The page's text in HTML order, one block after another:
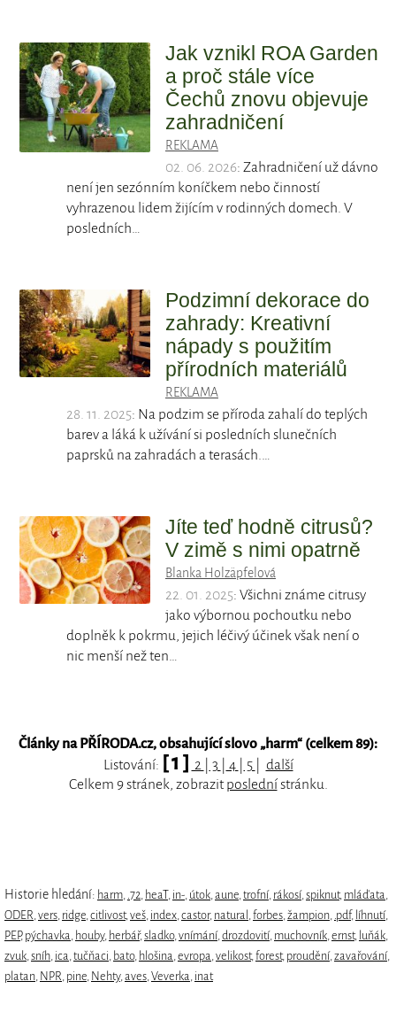
Jak vznikl ROA Garden
a proč stále více
Čechů znovu objevuje
zahradničení
REKLAMA
02. 06. 2026: Zahradničení už dávno
není jen sezónním koníčkem nebo činností
vyhrazenou lidem žijícím v rodinných domech. V
posledních…
Podzimní dekorace do
zahrady: Kreativní
nápady s použitím
přírodních materiálů
REKLAMA
28. 11. 2025: Na podzim se příroda zahalí do teplých
barev a láká k užívání si posledních slunečních
paprsků na zahradách a terasách.…
Jíte teď hodně citrusů?
V zimě s nimi opatrně
Blanka Holzäpfelová
22. 01. 2025: Všichni známe citrusy
jako výbornou pochoutku nebo
doplněk k pokrmu, jejich léčivý účinek však není o
nic menší než ten…
Články na PŘÍRODA.cz, obsahující slovo „harm“ (celkem 89):
Listování: [ 1 ] 2 3 4 5
další
Celkem 9 stránek, zobrazitposlednístránku.
Historie hledání: harm, .72, heaT, in-, útok,aune,trofní, rákosí,spiknut, mláďata,
ODER,vers, ridge,citlivost,veš, index,castor, natural ,forbes,žampion, .pdf, líhnutí,
PEP, pýchavka, houby, herbář,sladko,vnímání,drozdovití, muchovník,ernst, luňák,
zvuk,sníh, ica,tučňaci, bato, hlošina,evropa,velikost,forest, proudění,zavařování,
platan, NPR, pine, Nehty,aves,Veverka, inat